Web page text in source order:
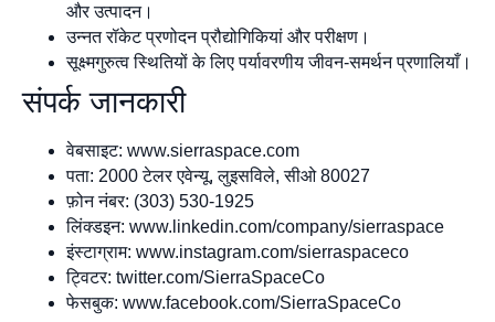
और उत्पादन।
उन्नत रॉकेट प्रणोदन प्रौद्योगिकियां और परीक्षण।
सूक्ष्मगुरुत्व स्थितियों के लिए पर्यावरणीय जीवन-समर्थन प्रणालियाँ।
संपर्क जानकारी
वेबसाइट: www.sierraspace.com
पता: 2000 टेलर एवेन्यू, लुइसविले, सीओ 80027
फ़ोन नंबर: (303) 530-1925
लिंक्डइन: www.linkedin.com/company/sierraspace
इंस्टाग्राम: www.instagram.com/sierraspaceco
ट्विटर: twitter.com/SierraSpaceCo
फेसबुक: www.facebook.com/SierraSpaceCo